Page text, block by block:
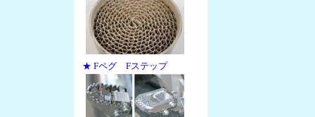
★ Fペグ Fステップ